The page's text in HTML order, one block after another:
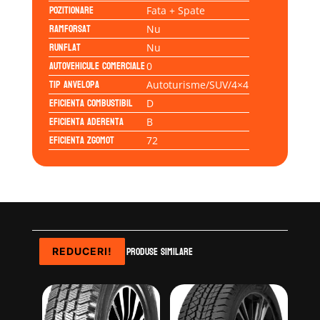
Pozitionare Fata + Spate
Ramforsat Nu
Runflat Nu
Autovehicule comerciale0
Tip anvelopa Autoturisme/SUV/4×4
Eficienta Combustibil D
Eficienta Aderenta B
Eficienta Zgomot 72
Produse similare
REDUCERI!
REDUCERI!
REDUCERI!
REDUCERI!